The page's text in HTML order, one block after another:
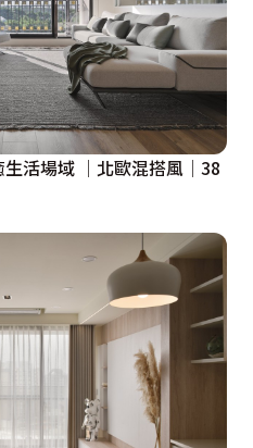
生活場域 │北歐混搭風│38